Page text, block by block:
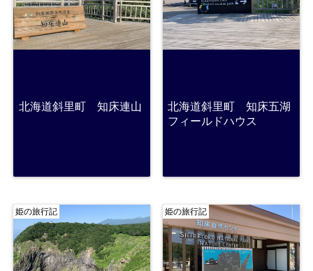
北海道斜里町 知床連山
北海道斜里町 知床五湖
フィールドハウス
姫の旅行記 姫の旅行記